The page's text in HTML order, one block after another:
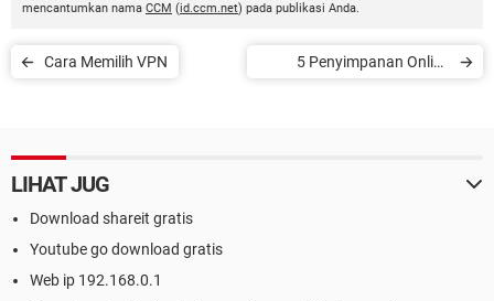
mencantumkan nama CCM (id.ccm.net) pada publikasi Anda.
Cara Memilih VPN
5 Penyimpanan Online
LIHAT JUG
Download shareit gratis
Youtube go download gratis
Web ip 192.168.0.1